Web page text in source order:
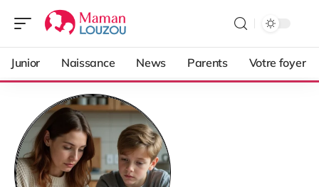
Junior Naissance News Parents Votre foyer